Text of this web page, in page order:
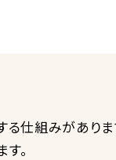
仕組みがありま
。